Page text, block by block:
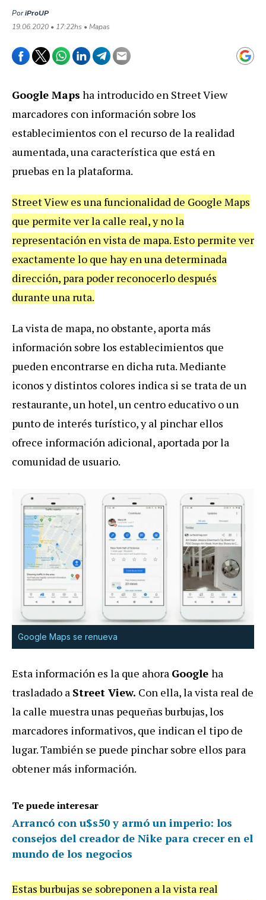
PoriProUP
19.06.2020 • 17:22hs • Mapas
Google Maps ha introducido en Street View
marcadores con información sobre los
establecimientos con el recurso de la realidad
aumentada, una característica que está en
pruebas en la plataforma.
Street View es una funcionalidad de Google Maps
que permite ver la calle real, y no la
representación en vista de mapa. Esto permite ver
exactamente lo que hay en una determinada
dirección, para poder reconocerlo después
durante una ruta.
La vista de mapa, no obstante, aporta más
información sobre los establecimientos que
pueden encontrarse en dicha ruta. Mediante
iconos y distintos colores indica si se trata de un
restaurante, un hotel, un centro educativo o un
punto de interés turístico, y al pinchar ellos
ofrece información adicional, aportada por la
comunidad de usuario.
Google Maps se renueva
Esta información es la que ahora Google ha
trasladado a Street View. Con ella, la vista real de
la calle muestra unas pequeñas burbujas, los
marcadores informativos, que indican el tipo de
lugar. También se puede pinchar sobre ellos para
obtener más información.
Te puede interesar
Arrancó con u$s50 y armó un imperio: los
consejos del creador de Nike para crecer en el
mundo de los negocios
Estas burbujas se sobreponen a la vista real